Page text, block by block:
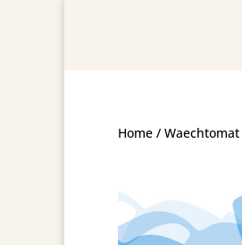
Home / Waechtomat